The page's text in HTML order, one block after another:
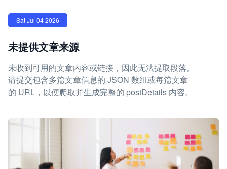
Sat Jul 04 2026
未提供文章来源
未收到可用的文章内容或链接，因此无法提取段落。
请提交包含多篇文章信息的 JSON 数组或每篇文章
的 URL，以便爬取并生成完整的 postDetails 内容。